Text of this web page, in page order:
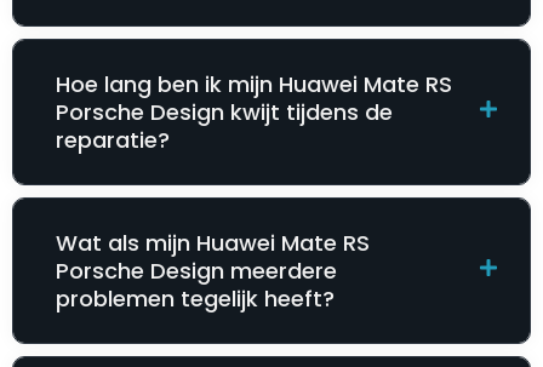
Hoe lang ben ik mijn Huawei Mate RS
Porsche Design kwijt tijdens de
reparatie?
Wat als mijn Huawei Mate RS
Porsche Design meerdere
problemen tegelijk heeft?